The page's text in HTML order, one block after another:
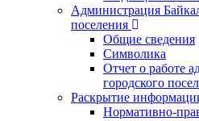
Администрация
поселения
Общие сведения
Символика
Отчет о работе
городского
Раскрытие
Нормативно-